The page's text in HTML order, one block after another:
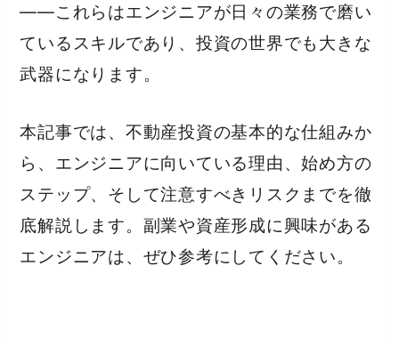
——これらはエンジニアが日々の業務で磨い
ているスキルであり、投資の世界でも大きな
武器になります。
本記事では、不動産投資の基本的な仕組みか
ら、エンジニアに向いている理由、始め方の
ステップ、そして注意すべきリスクまでを徹
底解説します。副業や資産形成に興味がある
エンジニアは、ぜひ参考にしてください。